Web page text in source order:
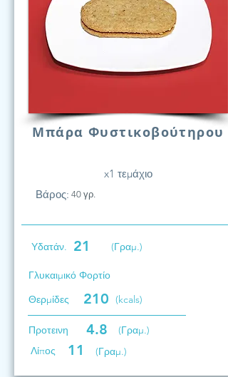
Μπάρα Φυστικοβούτηρου
x1 τεμάχιο
Βάρος: 40 γρ.
Υδατάν. 21 (Γραμ.)
Γλυκαιμικό Φορτίο
Θερμίδες
210 (kcals)
Προτεινη 4.8
(Γραμ.)
Λίπος
11 (Γραμ.)